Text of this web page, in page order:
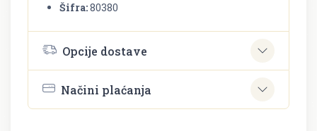
Šifra:80380
Opcije dostave
Načini plaćanja